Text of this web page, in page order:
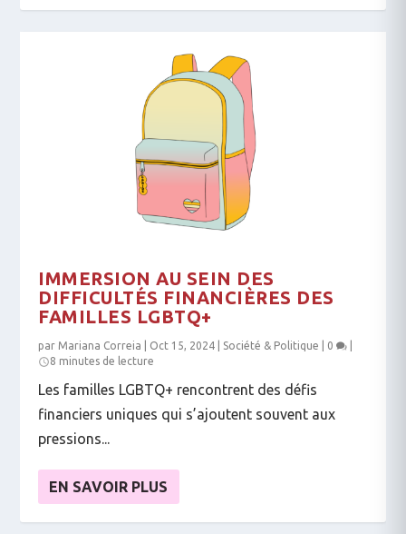
IMMERSION AU SEIN DES
DIFFICULTÉS FINANCIÈRES DES
FAMILLES LGBTQ+
par Mariana Correia Oct 15, 2024 Société & Politique 0
8 minutes de lecture
Les familles LGBTQ+ rencontrent des défis
financiers uniques qui s’ajoutent souvent aux
pressions...
EN SAVOIR PLUS